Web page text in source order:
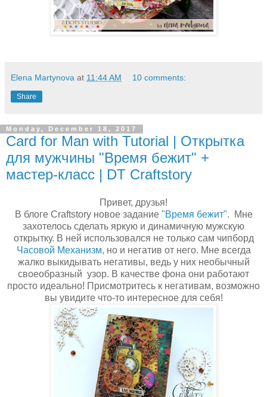
Elena Martynova at 11:44 AM 10 comments:
Share
Monday, December 18, 2017
Card for Man with Tutorial | Открытка
для мужчины "Время бежит" +
мастер-класс | DT Craftstory
Привет, друзья!
В блоге Craftstory новое задание"Время бежит". Мне
захотелось сделать яркую и динамичную мужскую
открытку. В ней использовался не только сам чипборд
Часовой Механизм, но и негатив от него. Мне всегда
жалко выкидывать негативы, ведь у них необычный
своеобразный узор. В качестве фона они работают
просто идеально! Присмотритесь к негативам, возможно
вы увидите что-то интересное для себя!